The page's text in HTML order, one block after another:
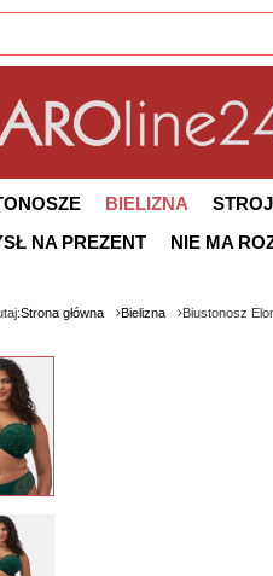
BIELIZNA
NA PREZENT
NIE MA
Strona główna Bielizna Biustonosz